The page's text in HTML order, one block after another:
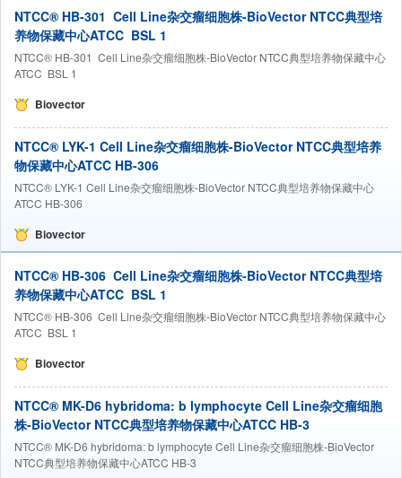
NTCC® HB-301 Cell Line杂交瘤细胞株-BioVector NTCC典型培
养物保藏中心ATCC BSL 1
NTCC® HB-301 Cell Line杂交瘤细胞株-BioVector NTCC典型培养物保藏中心
ATCC BSL 1
Biovector
NTCC® LYK-1 Cell Line杂交瘤细胞株-BioVector NTCC典型培养
物保藏中心ATCC HB-306
NTCC® LYK-1 Cell Line杂交瘤细胞株-BioVector NTCC典型培养物保藏中心
ATCC HB-306
Biovector
NTCC® HB-306 Cell Line杂交瘤细胞株-BioVector NTCC典型培
养物保藏中心ATCC BSL 1
NTCC® HB-306 Cell Line杂交瘤细胞株-BioVector NTCC典型培养物保藏中心
ATCC BSL 1
Biovector
NTCC® MK-D6 hybridoma: b lymphocyte Cell Line杂交瘤细胞
株-BioVector NTCC典型培养物保藏中心ATCC HB-3
NTCC® MK-D6 hybridoma: b lymphocyte Cell Line杂交瘤细胞株-BioVector
NTCC典型培养物保藏中心ATCC HB-3